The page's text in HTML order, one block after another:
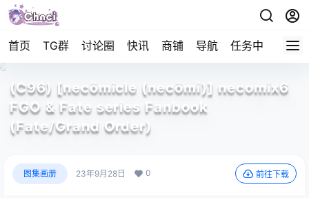
首页 TG群 讨论圈 快讯 商铺 导航 任务中心 帮助
(C96) [necömicle (necömi)] necomix6
FGO & Fate series Fanbook
(Fate/Grand Order)
图集画册 23年9月28日 0 前往下载